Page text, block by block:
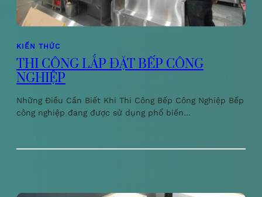
KIẾN THỨC
THI CÔNG LẮP ĐẶT BẾP CÔNG
NGHIỆP
Những Điều Cần Biết Khi Thi Công Bếp Công Nghiệp Bếp
công nghiệp đang được sử dụng phổ biến…